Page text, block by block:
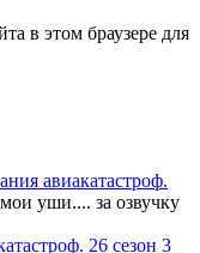
в этом браузере для
авиакатастроф.
мои уши.... за озвучку
26 сезон 3